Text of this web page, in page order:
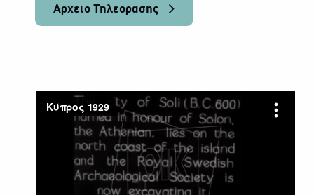
Αρχειο Τηλεορασης